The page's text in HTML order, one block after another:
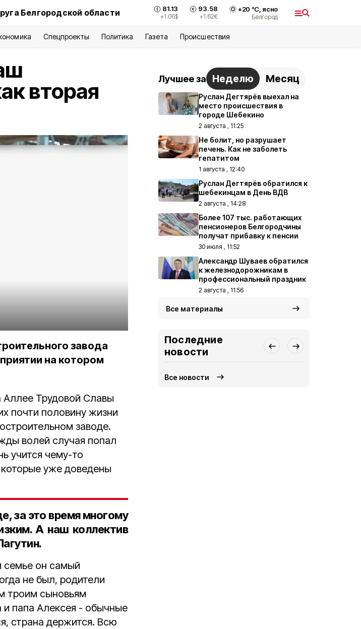
Белгородской области 81.13
+1.06$
93.58
+1.62€
+20 °С, ясно
Белгород
Спецпроекты Политика Газета Происшествия
вторая
завода
на котором
Аллее Трудовой Славы
почти половину жизни
заводе.
волей случая попал
учится чему-то
уже доведены
за это время многому
А наш коллектив
семье он самый
не был, родители
троим сыновьям
и папа Алексея - обычные
страна держится. Всю
Лучшее за Неделю Месяц
Руслан Дегтярёв выехал на
место происшествия в
городе Шебекино
2 августа , 11:25
Не болит, но разрушает
печень. Как не заболеть
гепатитом
1 августа , 12:40
Руслан Дегтярёв обратился к
шебекинцам в День ВДВ
2 августа , 14:28
Более 107 тыс. работающих
пенсионеров Белгородчины
получат прибавку к пенсии
30 июля , 11:52
Александр Шуваев обратился
к железнодорожникам в
профессиональный праздник
2 августа , 11:56
Все материалы
Последние
новости
Все новости